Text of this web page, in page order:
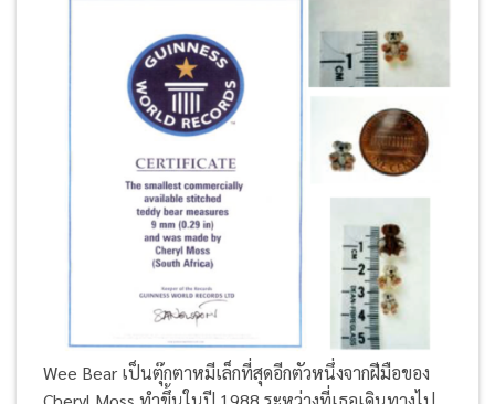
Wee Bear เป็นตุ๊กตาหมีเล็กที่สุดอีกตัวหนึ่งจากฝีมือของ